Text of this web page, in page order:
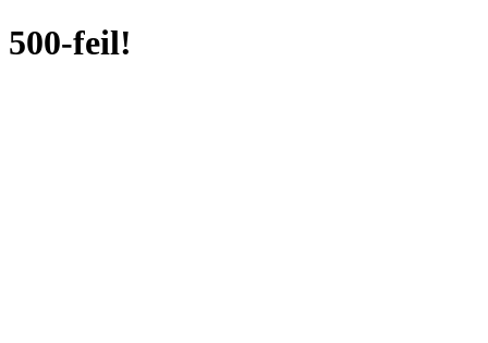
500-feil!